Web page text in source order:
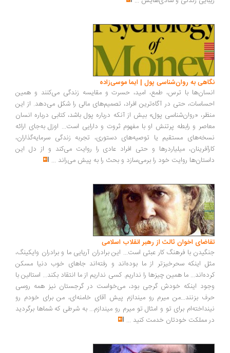
به روان‌شناسی پول | ایما موسی‌زاده
با ترس، طمع، امید، حسرت و مقایسه زندگی می‌کنند و همین
حتی در آگاه‌ترین افراد، تصمیم‌های مالی را شکل می‌دهد. از این
«روان‌شناسی پول» بیش از آنکه درباره پول باشد، کتابی درباره انسان
و رابطه پرتنش او با مفهوم ثروت و دارایی است... اوزل به‌جای ارائه
مستقیم یا توصیه‌های دستوری، تجربه زندگی سرمایه‌گذاران،
میلیاردرها و حتی افراد عادی را روایت می‌کند و از دل این
روایت خود را برمی‌سازد و بحث را به پیش می‌راند...
اخوان ثالث از رهبر انقلاب اسلامی
با فرهنگ کار عبثی است... این برادران آریایی ما و برادران وایکینگ،
اینکه سحرخیزتر از ما بوده‌اند و رفته‌اند جاهای خوب دنیا مسکن
ما همین چیزها را نداریم. کسی نداریم از ما انتقاد بکند... استالین با
اینکه خودش گرجی بود، می‌خواست در گرجستان نیز همه روسی
بزنند...من میرم رو میندازم پیش آقای خامنه‌ای، من برای خودم رو
برای تو و امثال تو میرم رو میندازم... به شرطی که شماها برگردید
مملکت خودتان خدمت کنید...